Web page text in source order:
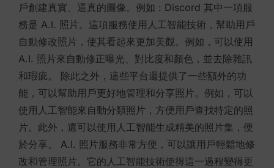
戶創建真實、逼真的圖像。例如 : Discord 其中一項服
務是 A.I. 照片。這項服務使用人工智能技術，幫助用戶
自動修改照片，使其看起來更加美觀。例如，可以使用
A.I. 照片來自動修正曝光、對比度和顏色，並去除雜訊
和瑕疵。 除此之外，這些平台還提供了一些額外的功
能，可以幫助用戶更好地管理和分享照片。例如，可以
使用人工智能來自動分類照片，方便用戶查找特定的照
片。此外，還可以使用人工智能生成精美的照片集，便
於分享。 A.I. 照片服務非常方便，可以讓用戶輕鬆地修
改和管理照片。它的人工智能技術使得這一過程變得更